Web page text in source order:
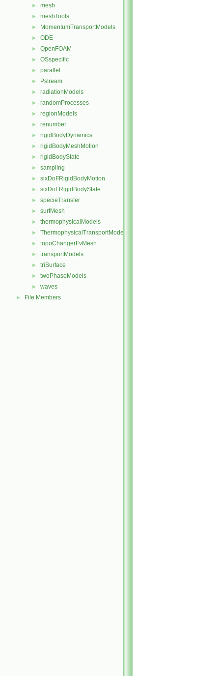
► mesh
► meshTools
► MomentumTransportModels
► ODE
► OpenFOAM
► OSspecific
► parallel
► Pstream
► radiationModels
► randomProcesses
► regionModels
► renumber
► rigidBodyDynamics
► rigidBodyMeshMotion
► rigidBodyState
► sampling
► sixDoFRigidBodyMotion
► sixDoFRigidBodyState
► specieTransfer
► surfMesh
► thermophysicalModels
► ThermophysicalTransportModels
► topoChangerFvMesh
► transportModels
► triSurface
► twoPhaseModels
► waves
► File Members